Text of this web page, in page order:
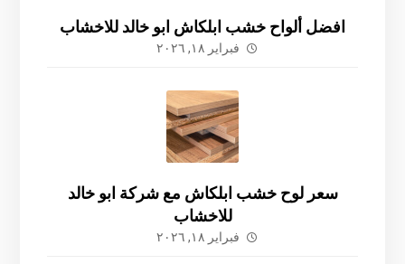
افضل ألواح خشب ابلكاش ابو خالد للاخشاب
فبراير ١٨, ٢٠٢٦
سعر لوح خشب ابلكاش مع شركة ابو خالد
للاخشاب
فبراير ١٨, ٢٠٢٦